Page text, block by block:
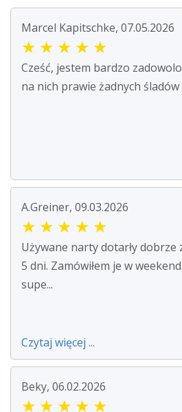
Marcel Kapitschke, 07.05.2026
★ ★ ★ ★ ★
Cześć, jestem bardzo
na nich prawie żadnych śladów
A.Greiner, 09.03.2026
★ ★ ★ ★ ★
Używane narty dotarły dobrze
5 dni. Zamówiłem je w
supe...
Czytaj więcej ...
Beky, 06.02.2026
★ ★ ★ ★ ★